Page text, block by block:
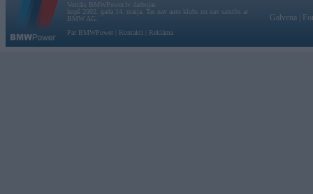
Vortāls BMWPower.lv darbojas
kopš 2002. gada 14. maija. Tas nav auto klubs un nav saistīts ar
BMW AG.
Par BMWPower
Kontakti Reklāma
Galvena